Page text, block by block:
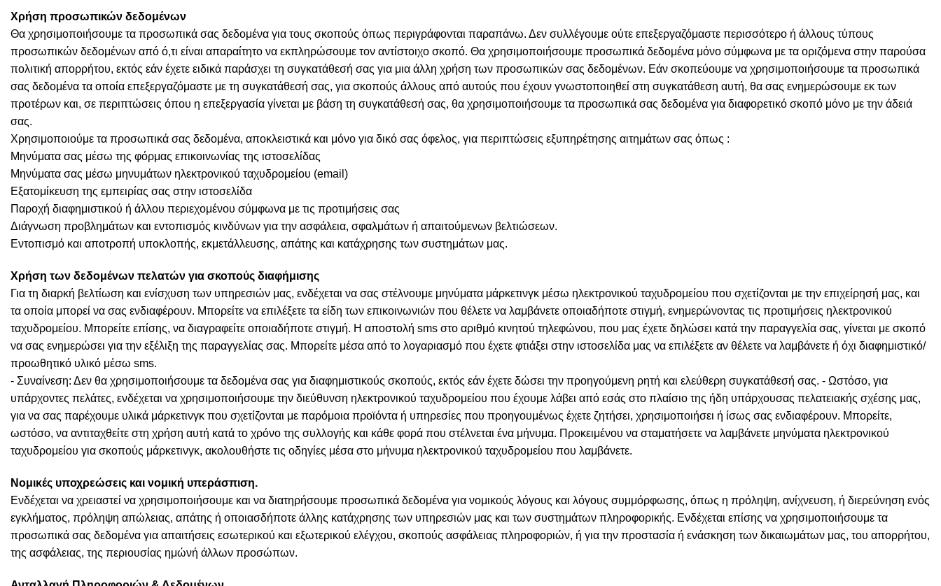
Χρήση προσωπικών δεδομένων
Θα χρησιμοποιήσουμε τα προσωπικά σας δεδομένα για τους σκοπούς όπως περιγράφονται παραπάνω. Δεν συλλέγουμε ούτε επεξεργαζόμαστε περισσότερο ή άλλους τύπους
προσωπικών δεδομένων από ό,τι είναι απαραίτητο να εκπληρώσουμε τον αντίστοιχο σκοπό. Θα χρησιμοποιήσουμε προσωπικά δεδομένα μόνο σύμφωνα με τα οριζόμενα στην παρούσα
πολιτική απορρήτου, εκτός εάν έχετε ειδικά παράσχει τη συγκατάθεσή σας για μια άλλη χρήση των προσωπικών σας δεδομένων. Εάν σκοπεύουμε να χρησιμοποιήσουμε τα προσωπικά
σας δεδομένα τα οποία επεξεργαζόμαστε με τη συγκατάθεσή σας, για σκοπούς άλλους από αυτούς που έχουν γνωστοποιηθεί στη συγκατάθεση αυτή, θα σας ενημερώσουμε εκ των
προτέρων και, σε περιπτώσεις όπου η επεξεργασία γίνεται με βάση τη συγκατάθεσή σας, θα χρησιμοποιήσουμε τα προσωπικά σας δεδομένα για διαφορετικό σκοπό μόνο με την άδειά
σας.
Χρησιμοποιούμε τα προσωπικά σας δεδομένα, αποκλειστικά και μόνο για δικό σας όφελος, για περιπτώσεις εξυπηρέτησης αιτημάτων σας όπως :
Μηνύματα σας μέσω της φόρμας επικοινωνίας της ιστοσελίδας
Μηνύματα σας μέσω μηνυμάτων ηλεκτρονικού ταχυδρομείου (email)
Εξατομίκευση της εμπειρίας σας στην ιστοσελίδα
Παροχή διαφημιστικού ή άλλου περιεχομένου σύμφωνα με τις προτιμήσεις σας
Διάγνωση προβλημάτων και εντοπισμός κινδύνων για την ασφάλεια, σφαλμάτων ή απαιτούμενων βελτιώσεων.
Εντοπισμό και αποτροπή υποκλοπής, εκμετάλλευσης, απάτης και κατάχρησης των συστημάτων μας.
Χρήση των δεδομένων πελατών για σκοπούς διαφήμισης
Για τη διαρκή βελτίωση και ενίσχυση των υπηρεσιών μας, ενδέχεται να σας στέλνουμε μηνύματα μάρκετινγκ μέσω ηλεκτρονικού ταχυδρομείου που σχετίζονται με την επιχείρησή μας, και
τα οποία μπορεί να σας ενδιαφέρουν. Μπορείτε να επιλέξετε τα είδη των επικοινωνιών που θέλετε να λαμβάνετε οποιαδήποτε στιγμή, ενημερώνοντας τις προτιμήσεις ηλεκτρονικού
ταχυδρομείου. Μπορείτε επίσης, να διαγραφείτε οποιαδήποτε στιγμή. Η αποστολή sms στο αριθμό κινητού τηλεφώνου, που μας έχετε δηλώσει κατά την παραγγελία σας, γίνεται με σκοπό
να σας ενημερώσει για την εξέλιξη της παραγγελίας σας. Μπορείτε μέσα από το λογαριασμό που έχετε φτιάξει στην ιστοσελίδα μας να επιλέξετε αν θέλετε να λαμβάνετε ή όχι διαφημιστικό/
προωθητικό υλικό μέσω sms.
- Συναίνεση: Δεν θα χρησιμοποιήσουμε τα δεδομένα σας για διαφημιστικούς σκοπούς, εκτός εάν έχετε δώσει την προηγούμενη ρητή και ελεύθερη συγκατάθεσή σας. - Ωστόσο, για
υπάρχοντες πελάτες, ενδέχεται να χρησιμοποιήσουμε την διεύθυνση ηλεκτρονικού ταχυδρομείου που έχουμε λάβει από εσάς στο πλαίσιο της ήδη υπάρχουσας πελατειακής σχέσης μας,
για να σας παρέχουμε υλικά μάρκετινγκ που σχετίζονται με παρόμοια προϊόντα ή υπηρεσίες που προηγουμένως έχετε ζητήσει, χρησιμοποιήσει ή ίσως σας ενδιαφέρουν. Μπορείτε,
ωστόσο, να αντιταχθείτε στη χρήση αυτή κατά το χρόνο της συλλογής και κάθε φορά που στέλνεται ένα μήνυμα. Προκειμένου να σταματήσετε να λαμβάνετε μηνύματα ηλεκτρονικού
ταχυδρομείου για σκοπούς μάρκετινγκ, ακολουθήστε τις οδηγίες μέσα στο μήνυμα ηλεκτρονικού ταχυδρομείου που λαμβάνετε.
Νομικές υποχρεώσεις και νομική υπεράσπιση.
Ενδέχεται να χρειαστεί να χρησιμοποιήσουμε και να διατηρήσουμε προσωπικά δεδομένα για νομικούς λόγους και λόγους συμμόρφωσης, όπως η πρόληψη, ανίχνευση, ή διερεύνηση ενός
εγκλήματος, πρόληψη απώλειας, απάτης ή οποιασδήποτε άλλης κατάχρησης των υπηρεσιών μας και των συστημάτων πληροφορικής. Ενδέχεται επίσης να χρησιμοποιήσουμε τα
προσωπικά σας δεδομένα για απαιτήσεις εσωτερικού και εξωτερικού ελέγχου, σκοπούς ασφάλειας πληροφοριών, ή για την προστασία ή ενάσκηση των δικαιωμάτων μας, του απορρήτου,
της ασφάλειας, της περιουσίας ημώνή άλλων προσώπων.